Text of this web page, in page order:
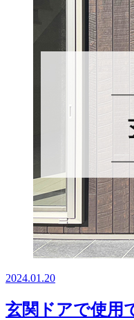
2024.01.20
玄関ドアで使用